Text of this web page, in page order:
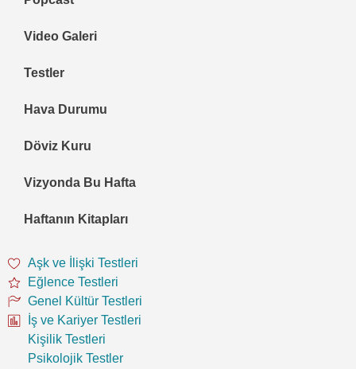
Video Galeri
Testler
Hava Durumu
Döviz Kuru
Vizyonda Bu Hafta
Haftanın Kitapları
Aşk ve İlişki Testleri
Eğlence Testleri
Genel Kültür Testleri
İş ve Kariyer Testleri
Kişilik Testleri
Psikolojik Testler